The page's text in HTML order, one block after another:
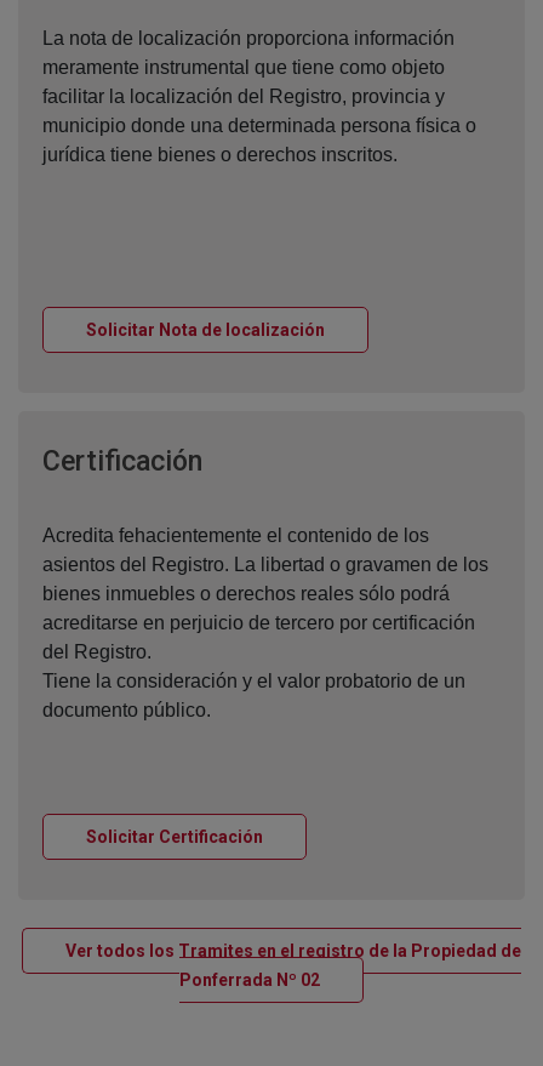
La nota de localización proporciona información
meramente instrumental que tiene como objeto
facilitar la localización del Registro, provincia y
municipio donde una determinada persona física o
jurídica tiene bienes o derechos inscritos.
Solicitar Nota de localización
Certificación
Acredita fehacientemente el contenido de los
asientos del Registro. La libertad o gravamen de los
bienes inmuebles o derechos reales sólo podrá
acreditarse en perjuicio de tercero por certificación
del Registro.
Tiene la consideración y el valor probatorio de un
documento público.
Solicitar Certificación
Ver todos los Tramites en el registro de la Propiedad de
Ponferrada Nº 02 Ventana nueva